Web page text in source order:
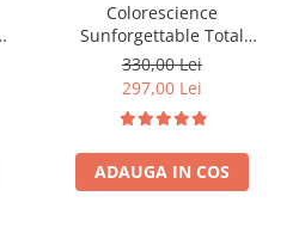
Colorescience
Sunforgettable Total
Protection Face Shield Glow
SPF 50 - 55 ml
330,00 Lei
297,00 Lei
ADAUGA IN COS